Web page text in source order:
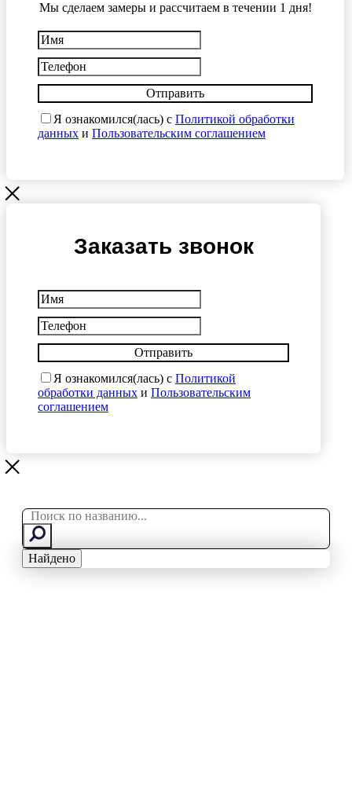
Мы сделаем замеры и рассчитаем в течении 1 дня!
Отправить
Я ознакомился(лась) с Политикой обработки
данных и Пользовательским соглашением
Заказать звонок
Отправить
Я ознакомился(лась) с Политикой
обработки данных и Пользовательским
соглашением
Search
...
Найдено